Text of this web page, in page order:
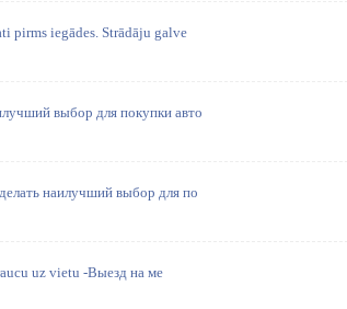
pirms iegādes. Strādāju galve
выбор для покупки авто
наилучший выбор для по
uz vietu -Выезд на ме